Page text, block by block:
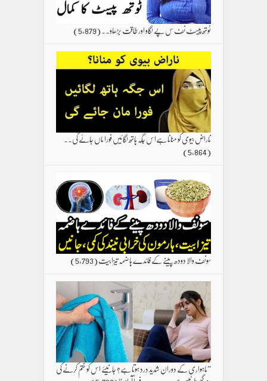
ٹوتھ پیسٹ نف س پے لگاو اور طاقت بڑھاو۔۔(5,879)
ناراض بیوی کو منانا ہےاس جگہ ہاتھ لگائیں فورا ماں جائے گی۔۔
(5,864)
سونف والا دودھ پینے کے فائدے ہاضمہ تیزابیت(5,793)
”ماہواری کے دوران شدید درد ہوتا ہے؟ جانیئے اس کو ختم کرنے کی